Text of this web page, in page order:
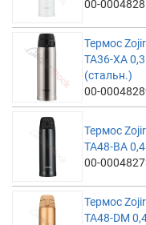
00-
Термос
TA36-XA
(стальн.)
00-
Термос
TA48-BA
00-
Термос
TA48-DM